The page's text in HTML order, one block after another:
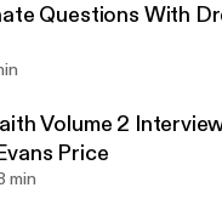
Questions With
Volume 2
Price
min